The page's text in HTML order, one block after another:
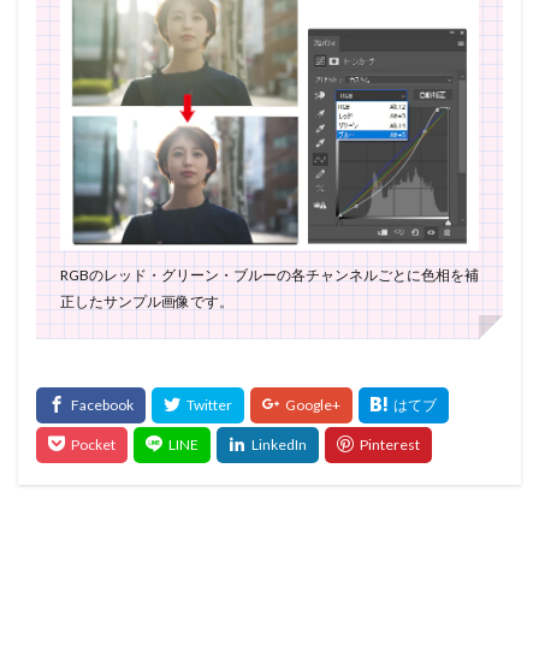
RGBのレッド・グリーン・ブルーの各チャンネルごとに色相を補
正したサンプル画像です。